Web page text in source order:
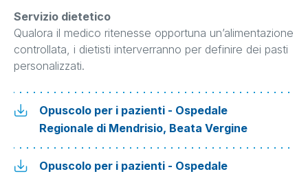
Servizio dietetico
Qualora il medico ritenesse opportuna un’alimentazione
controllata, i dietisti interverranno per definire dei pasti
personalizzati.
Opuscolo per i pazienti - Ospedale
Regionale di Mendrisio, Beata Vergine
Opuscolo per i pazienti - Ospedale